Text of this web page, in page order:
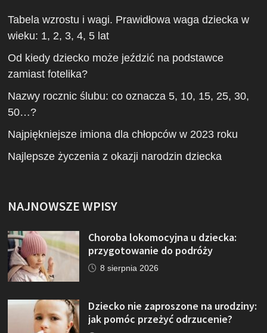
Tabela wzrostu i wagi. Prawidłowa waga dziecka w
wieku: 1, 2, 3, 4, 5 lat
Od kiedy dziecko może jeździć na podstawce
zamiast fotelika?
Nazwy rocznic ślubu: co oznacza 5, 10, 15, 25, 30,
50…?
Najpiękniejsze imiona dla chłopców w 2023 roku
Najlepsze życzenia z okazji narodzin dziecka
NAJNOWSZE WPISY
Choroba lokomocyjna u dziecka:
przygotowanie do podróży
8 sierpnia 2026
Dziecko nie zaproszone na urodziny:
jak pomóc przeżyć odrzucenie?